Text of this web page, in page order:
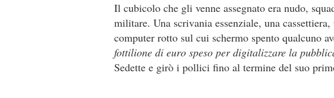
Il cubicolo che gli venne assegnato era nudo,
militare. Una scrivania essenziale, una
computer rotto sul cui schermo spento qualcuno
fottilione di euro speso per digitalizzare la
Sedette e girò i pollici fino al termine del suo